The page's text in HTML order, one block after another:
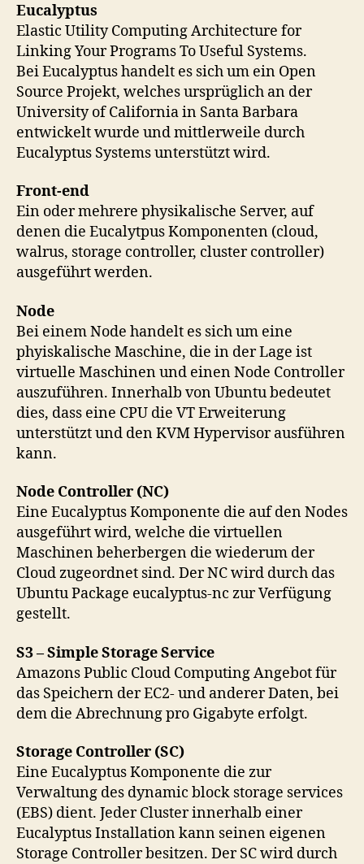
Eucalyptus
Elastic Utility Computing Architecture for
Linking Your Programs To Useful Systems.
Bei Eucalyptus handelt es sich um ein Open
Source Projekt, welches ursprüglich an der
University of California in Santa Barbara
entwickelt wurde und mittlerweile durch
Eucalyptus Systems unterstützt wird.
Front-end
Ein oder mehrere physikalische Server, auf
denen die Eucalytpus Komponenten (cloud,
walrus, storage controller, cluster controller)
ausgeführt werden.
Node
Bei einem Node handelt es sich um eine
phyiskalische Maschine, die in der Lage ist
virtuelle Maschinen und einen Node Controller
auszuführen. Innerhalb von Ubuntu bedeutet
dies, dass eine CPU die VT Erweiterung
unterstützt und den KVM Hypervisor ausführen
kann.
Node Controller (NC)
Eine Eucalyptus Komponente die auf den Nodes
ausgeführt wird, welche die virtuellen
Maschinen beherbergen die wiederum der
Cloud zugeordnet sind. Der NC wird durch das
Ubuntu Package eucalyptus-nc zur Verfügung
gestellt.
S3 – Simple Storage Service
Amazons Public Cloud Computing Angebot für
das Speichern der EC2- und anderer Daten, bei
dem die Abrechnung pro Gigabyte erfolgt.
Storage Controller (SC)
Eine Eucalyptus Komponente die zur
Verwaltung des dynamic block storage services
(EBS) dient. Jeder Cluster innerhalb einer
Eucalyptus Installation kann seinen eigenen
Storage Controller besitzen. Der SC wird durch